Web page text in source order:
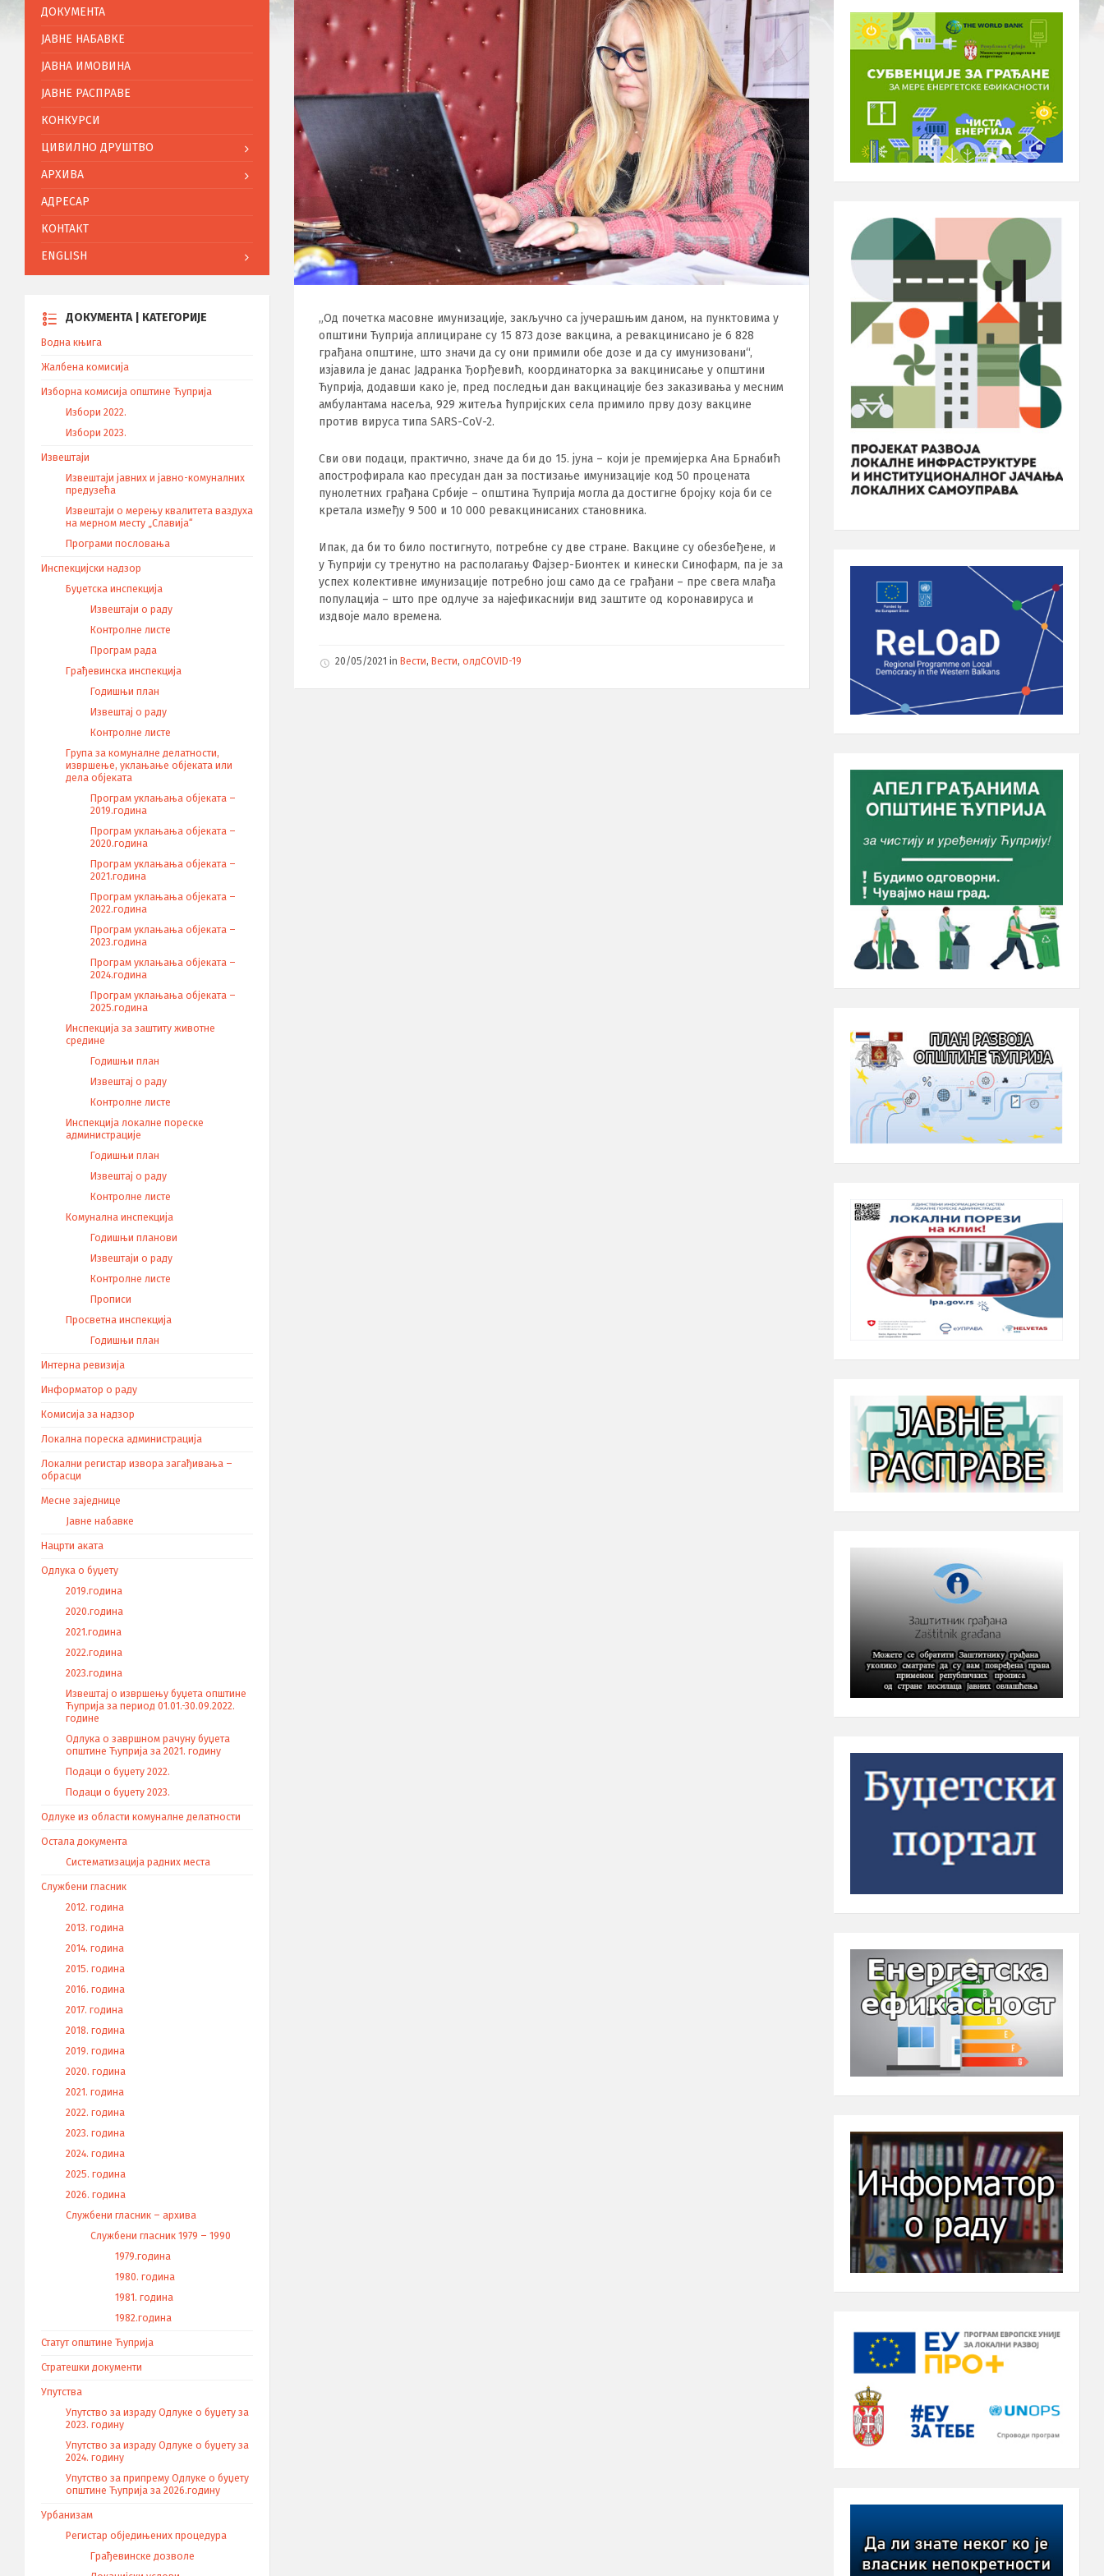
„Од почетка масовне имунизације, закључно са јучерашњим даном, на пунктовима у
општини Ћуприја аплициране су 15 873 дозе вакцина, а ревакцинисано је 6 828
грађана општине, што значи да су они примили обе дозе и да су имунизовани“,
изјавила је данас Јадранка Ђорђевић, координаторка за вакцинисање у општини
Ћуприја, додавши како је, пред последњи дан вакцинације без заказивања у месним
амбулантама насеља, 929 житеља ћупријских села примило прву дозу вакцине
против вируса типа SARS-CoV-2.
Сви ови подаци, практично, значе да би до 15. јуна – који је премијерка Ана Брнабић
апострофирала као пресудан дан за постизање имунизације код 50 процената
пунолетних грађана Србије – општина Ћуприја могла да достигне бројку која би се
кретала између 9 500 и 10 000 ревакцинисаних становника.
Ипак, да би то било постигнуто, потребне су две стране. Вакцине су обезбеђене, и
у Ћуприји су тренутно на располагању Фајзер-Бионтек и кинески Синофарм, па је за
успех колективне имунизације потребно још само да се грађани – пре свега млађа
популација – што пре одлуче за најефикаснији вид заштите од коронавируса и
издвоје мало времена.
20/05/2021in Вести, Вести,олдCOVID-19
ДОКУМЕНТА
ЈАВНЕ НАБАВКЕ
ЈАВНА ИМОВИНА
ЈАВНЕ РАСПРАВЕ
КОНКУРСИ
ЦИВИЛНО ДРУШТВО
АРХИВА
АДРЕСАР
КОНТАКТ
ENGLISH
ДОКУМЕНТА | КАТЕГОРИЈЕ
Водна књига
Жалбена комисија
Изборна комисија општине Ћуприја
Избори 2022.
Избори 2023.
Извештаји
Извештаји јавних и јавно-комуналних
предузећа
Извештаји о мерењу квалитета ваздуха
на мерном месту „Славија“
Програми пословања
Инспекцијски надзор
Буџетска инспекција
Извештаји о раду
Контролне листе
Програм рада
Грађевинска инспекција
Годишњи план
Извештај о раду
Контролне листе
Група за комуналне делатности,
извршење, уклањање објеката или
дела објеката
Програм уклањања објеката –
2019.година
Програм уклањања објеката –
2020.година
Програм уклањања објеката –
2021.година
Програм уклањања објеката –
2022.година
Програм уклањања објеката –
2023.година
Програм уклањања објеката –
2024.година
Програм уклањања објеката –
2025.година
Инспекција за заштиту животне
средине
Годишњи план
Извештај о раду
Контролне листе
Инспекција локалне пореске
администрације
Годишњи план
Извештај о раду
Контролне листе
Комунална инспекција
Годишњи планови
Извештаји о раду
Контролне листе
Прописи
Просветна инспекција
Годишњи план
Интерна ревизија
Информатор о раду
Комисија за надзор
Локална пореска администрација
Локални регистар извора загађивања –
обрасци
Месне заједнице
Јавне набавке
Нацрти аката
Одлука о буџету
2019.година
2020.година
2021.година
2022.година
2023.година
Извештај о извршењу буџета општине
Ћуприја за период 01.01.-30.09.2022.
године
Одлука о завршном рачуну буџета
општине Ћуприја за 2021. годину
Подаци о буџету 2022.
Подаци о буџету 2023.
Одлуке из области комуналне делатности
Остала документа
Систематизација радних места
Службени гласник
2012. година
2013. година
2014. година
2015. година
2016. година
2017. година
2018. година
2019. година
2020. година
2021. година
2022. година
2023. година
2024. година
2025. година
2026. година
Службени гласник – архива
Службени гласник 1979 – 1990
1979.година
1980. година
1981. година
1982.година
Статут општине Ћуприја
Стратешки документи
Упутства
Упутство за израду Одлуке о буџету за
2023. годину
Упутство за израду Одлуке о буџету за
2024. годину
Упутство за припрему Одлуке о буџету
општине Ћуприја за 2026.годину
Урбанизам
Регистар обједињених процедура
Грађевинске дозволе